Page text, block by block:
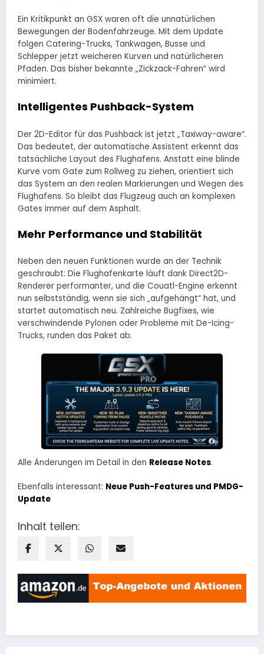
Ein Kritikpunkt an GSX waren oft die unnatürlichen
Bewegungen der Bodenfahrzeuge. Mit dem Update
folgen Catering-Trucks, Tankwagen, Busse und
Schlepper jetzt weicheren Kurven und natürlicheren
Pfaden. Das bisher bekannte „Zickzack-Fahren“ wird
minimiert.
Intelligentes Pushback-System
Der 2D-Editor für das Pushback ist jetzt „Taxiway-aware“.
Das bedeutet, der automatische Assistent erkennt das
tatsächliche Layout des Flughafens. Anstatt eine blinde
Kurve vom Gate zum Rollweg zu ziehen, orientiert sich
das System an den realen Markierungen und Wegen des
Flughafens. So bleibt das Flugzeug auch an komplexen
Gates immer auf dem Asphalt.
Mehr Performance und Stabilität
Neben den neuen Funktionen wurde an der Technik
geschraubt: Die Flughafenkarte läuft dank Direct2D-
Renderer performanter, und die Couatl-Engine erkennt
nun selbstständig, wenn sie sich „aufgehängt“ hat, und
startet automatisch neu. Zahlreiche Bugfixes, wie
verschwindende Pylonen oder Probleme mit De-Icing-
Trucks, runden das Paket ab.
Alle Änderungen im Detail in den Release Notes.
Ebenfalls interessant: Neue Push-Features und PMDG-
Update
Inhalt teilen: